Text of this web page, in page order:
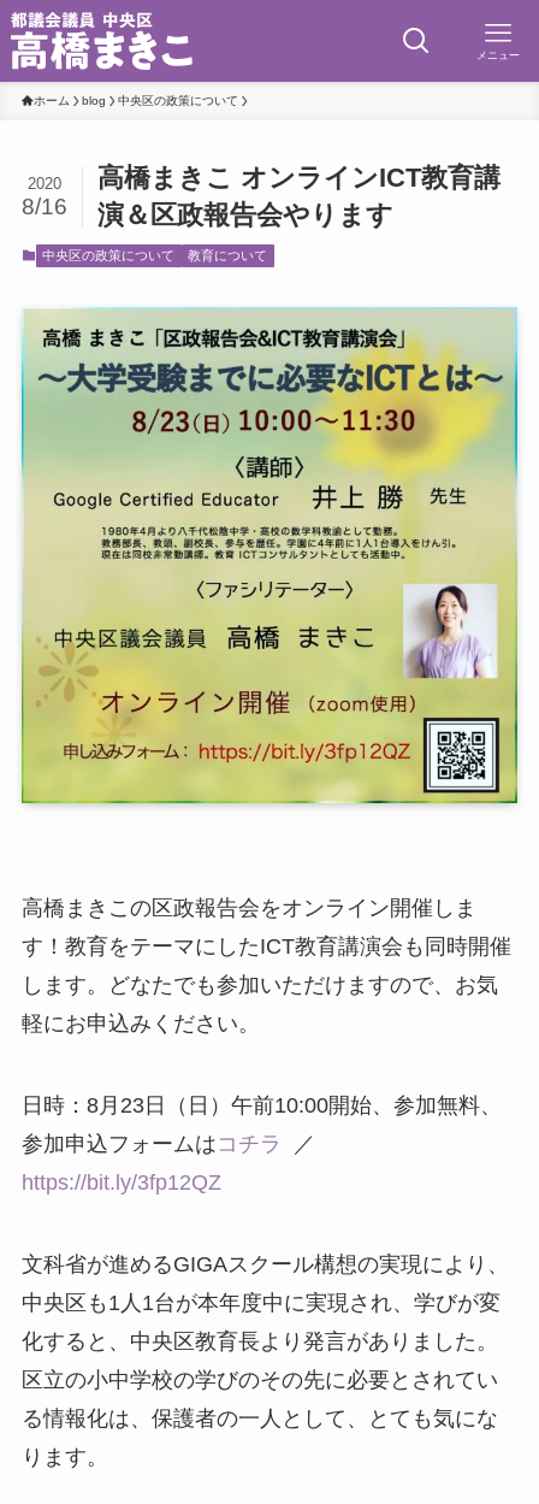
メニュー
ホーム blog 中央区の政策について
高橋まきこ オンラインICT教育講
演＆区政報告会やります
2020
8/16
中央区の政策について 教育について
高橋まきこの区政報告会をオンライン開催しま
す！教育をテーマにしたICT教育講演会も同時開催
します。どなたでも参加いただけますので、お気
軽にお申込みください。
日時：8月23日（日）午前10:00開始、参加無料、
参加申込フォームは コチラ
／
https://bit.ly/3fp12QZ
文科省が進めるGIGAスクール構想の実現により、
中央区も1人1台が本年度中に実現され、学びが変
化すると、中央区教育長より発言がありました。
区立の小中学校の学びのその先に必要とされてい
る情報化は、保護者の一人として、とても気にな
ります。